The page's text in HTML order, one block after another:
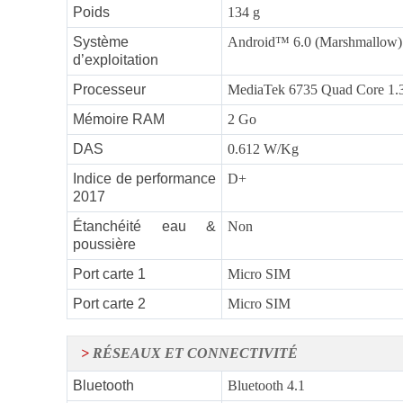
Poids
134 g
Système
d’exploitation
Android™ 6.0 (Marshmallow)
Processeur
MediaTek 6735 Quad Core
Mémoire RAM
2 Go
DAS
0.612 W/Kg
Indice de performance
2017
D+
Étanchéité eau &
poussière
Non
Port carte 1
Micro SIM
Port carte 2
Micro SIM
> RÉSEAUX ET CONNECTIVITÉ
Bluetooth
Bluetooth 4.1